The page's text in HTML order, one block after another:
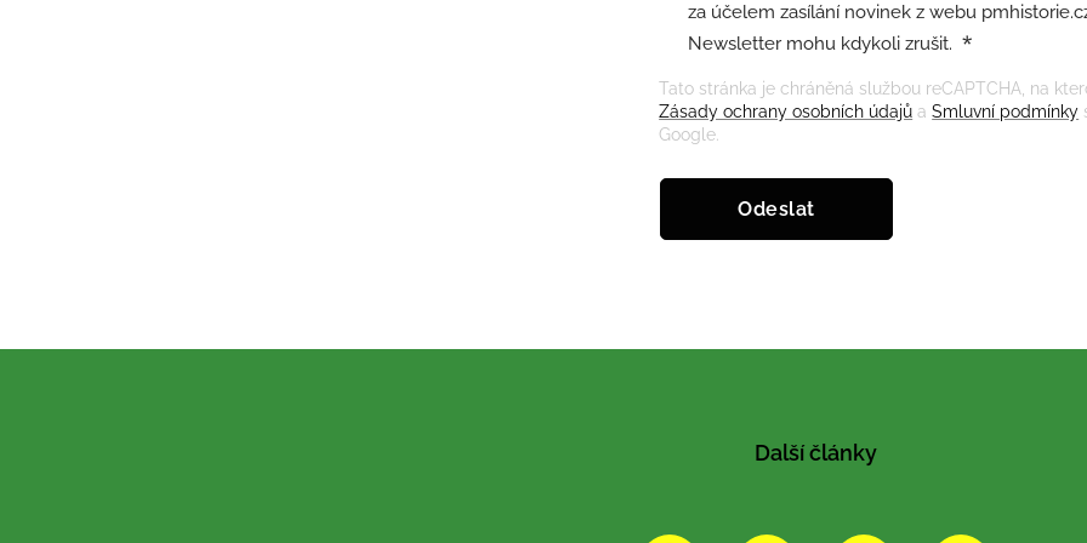
za účelem zasílání novinek z webu
Newsletter mohu kdykoli zrušit.
Tato stránka je chráněná službou reCAPTCHA, na
Zásady ochrany osobních údajů aSmluvní podmínky
Google.
Odeslat
Další články